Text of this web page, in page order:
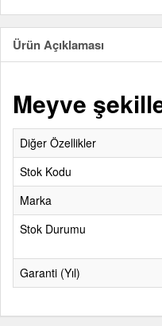
Ürün Açıklaması
Meyve
Diğer Özellikler
Stok Kodu
Marka
Stok Durumu
Garanti (Yıl)